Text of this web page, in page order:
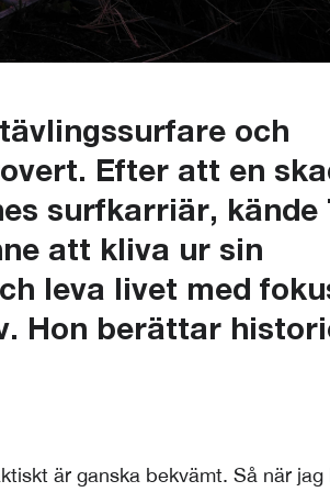
och
Efter att en
surfkarriär, kände
att kliva ur sin
leva livet med
Hon berättar
är ganska bekvämt. Så när jag